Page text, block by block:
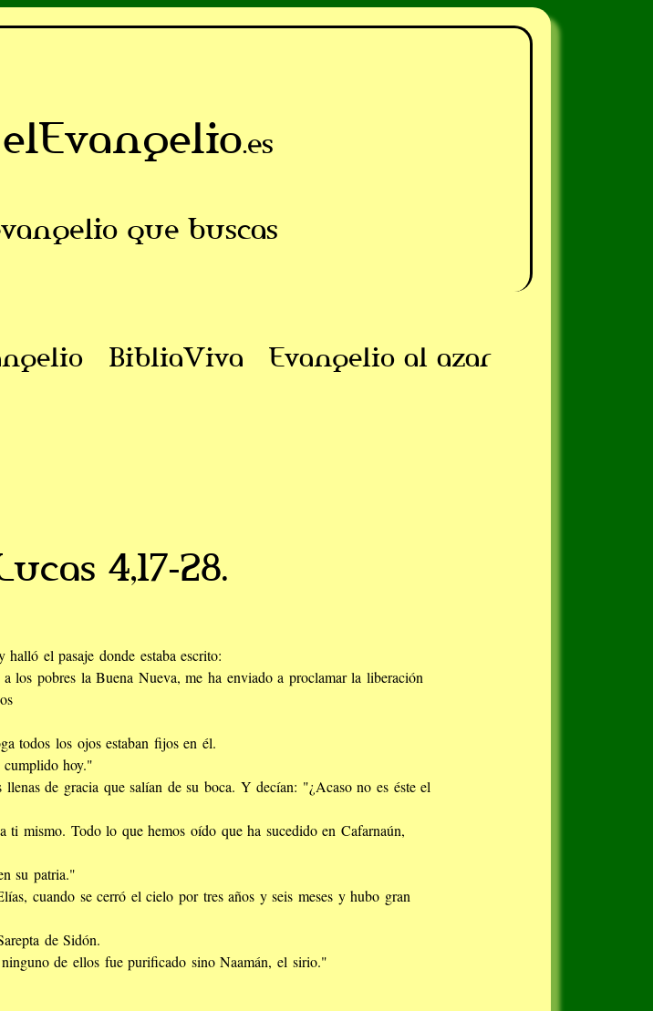
elEvangelio.es
que buscas
BibliaViva
Evangelio al azar
4,17-28.
el pasaje donde estaba escrito:
los pobres la Buena Nueva, me ha enviado a proclamar la liberación
todos los ojos estaban fijos en él.
cumplido hoy."
de gracia que salían de su boca. Y decían: "¿Acaso no es éste el
mismo. Todo lo que hemos oído que ha sucedido en Cafarnaún,
su patria."
cuando se cerró el cielo por tres años y seis meses y hubo gran
de Sidón.
de ellos fue purificado sino Naamán, el sirio."